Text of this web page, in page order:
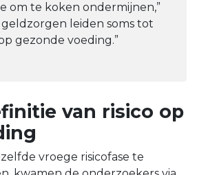
om te koken ondermijnen,”
geldzorgen leiden soms tot
gezonde voeding.”
van risico op
vroege risicofase te